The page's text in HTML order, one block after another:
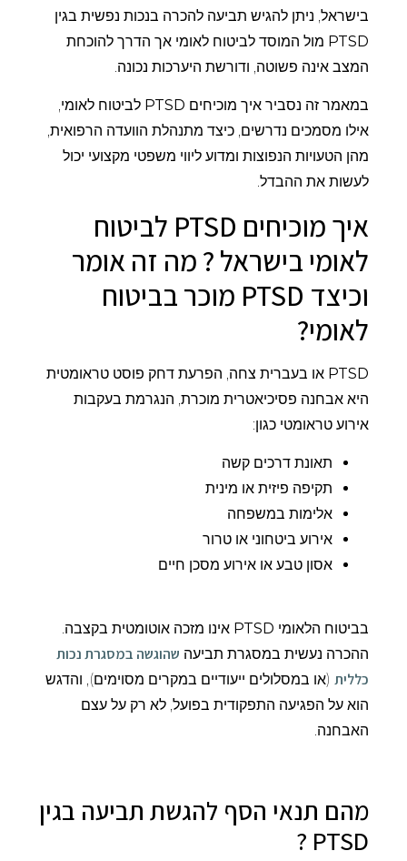
בישראל, ניתן להגיש תביעה להכרה בנכות נפשית בגין
PTSD מול המוסד לביטוח לאומי אך הדרך להוכחת
המצב אינה פשוטה, ודורשת היערכות נכונה.
במאמר זה נסביר איך מוכיחים PTSD לביטוח לאומי,
אילו מסמכים נדרשים, כיצד מתנהלת הוועדה הרפואית,
מהן הטעויות הנפוצות ומדוע ליווי משפטי מקצועי יכול
לעשות את ההבדל.
איך מוכיחים PTSD לביטוח
לאומי בישראל ? מה זה אומר
וכיצד PTSD מוכר בביטוח
לאומי?
PTSD או בעברית צחה, הפרעת דחק פוסט טראומטית
היא אבחנה פסיכיאטרית מוכרת, הנגרמת בעקבות
אירוע טראומטי כגון:
תאונת דרכים קשה
תקיפה פיזית או מינית
אלימות במשפחה
אירוע ביטחוני או טרור
אסון טבע או אירוע מסכן חיים
בביטוח הלאומי PTSD אינו מזכה אוטומטית בקצבה.
ההכרה נעשית במסגרת תביעה שהוגשה במסגרת נכות
כללית (או במסלולים ייעודיים במקרים מסוימים), והדגש
הוא על הפגיעה התפקודית בפועל, לא רק על עצם
האבחנה.
מהם תנאי הסף להגשת תביעה בגין
PTSD ?